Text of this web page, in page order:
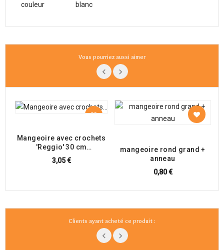
couleur
blanc
Vous pourriez aussi aimer
Mangeoire avec crochets
'Reggio' 30 cm
(transparent)
3,05 €
mangeoire rond grand +
anneau
0,80 €
Clients ayant acheté ce produit :